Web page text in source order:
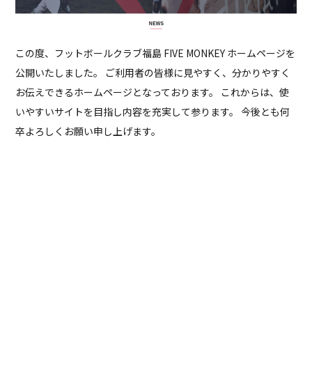
この度、フットボールクラブ福島 FIVE MONKEY ホームページを
公開いたしました。 ご利用者の皆様に見やすく、分かりやすく
お伝えできるホームページとなっております。 これからは、使
いやすいサイトを目指し内容を充実して参ります。 今後とも何
卒よろしくお願い申し上げます。